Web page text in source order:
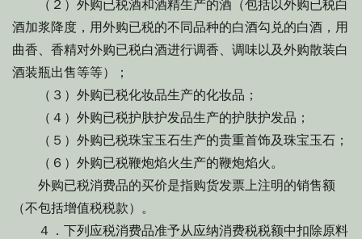
（２）外购已税酒和酒精生产的酒（包括以外购已税白
酒加浆降度，用外购已税的不同品种的白酒勾兑的白酒，用
曲香、香精对外购已税白酒进行调香、调味以及外购散装白
酒装瓶出售等等）；
（３）外购已税化妆品生产的化妆品；
（４）外购已税护肤护发品生产的护肤护发品；
（５）外购已税珠宝玉石生产的贵重首饰及珠宝玉石；
（６）外购已税鞭炮焰火生产的鞭炮焰火。
外购已税消费品的买价是指购货发票上注明的销售额
（不包括增值税税款）。
４．下列应税消费品准予从应纳消费税税额中扣除原料